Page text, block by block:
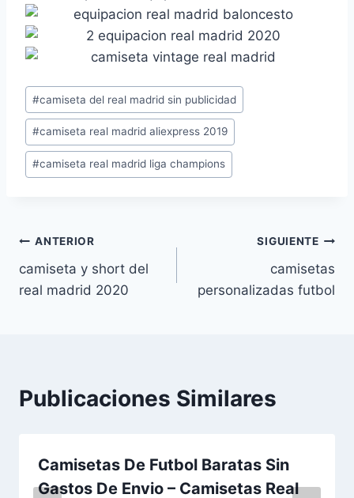
Etiquetas
de
la
entrada:
#camiseta del real madrid sin publicidad
#camiseta real madrid aliexpress 2019
#camiseta real madrid liga champions
Navegación
de
ANTERIOR
camiseta y short del
real madrid 2020
SIGUIENTE
camisetas
personalizadas futbol
Publicaciones Similares
Camisetas De Futbol Baratas Sin
Gastos De Envio – Camisetas Real